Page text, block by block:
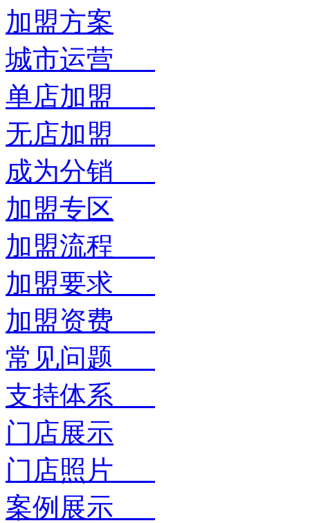
加盟方案
城市运营
单店加盟
无店加盟
成为分销
加盟专区
加盟流程
加盟要求
加盟资费
常见问题
支持体系
门店展示
门店照片
案例展示